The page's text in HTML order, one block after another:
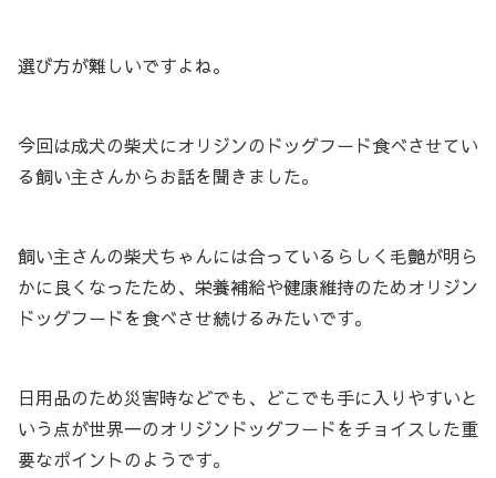
選び方が難しいですよね。
今回は成犬の柴犬にオリジンのドッグフード食べさせてい
る飼い主さんからお話を聞きました。
飼い主さんの柴犬ちゃんには合っているらしく毛艶が明ら
かに良くなったため、栄養補給や健康維持のためオリジン
ドッグフードを食べさせ続けるみたいです。
日用品のため災害時などでも、どこでも手に入りやすいと
いう点が世界一のオリジンドッグフードをチョイスした重
要なポイントのようです。